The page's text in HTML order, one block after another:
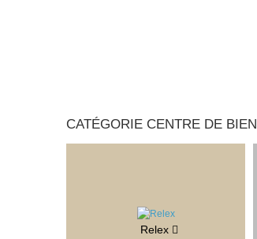
CATÉGORIE CENTRE DE
Relex